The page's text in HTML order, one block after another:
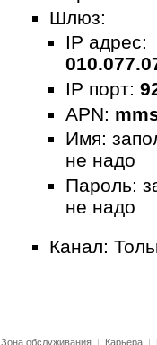
Шлюз:
IP адрес:
IP порт:
APN:
Имя:
не надо
Пароль:
не надо
Канал:
Зона обслуживания| Карьера|